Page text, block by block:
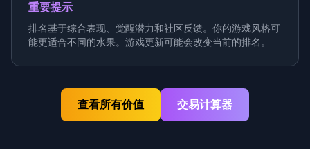
重要提示
排名基于综合表现、觉醒潜力和社区反馈。你的游戏风格可
能更适合不同的水果。游戏更新可能会改变当前的排名。
查看所有价值 交易计算器